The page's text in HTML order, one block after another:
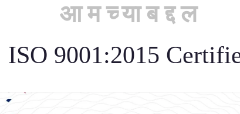
आमच्याबद्दल
ISO 9001:2015